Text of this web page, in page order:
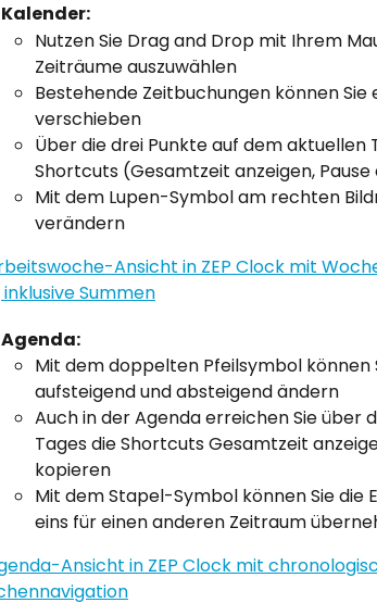
Kalender:
Nutzen Sie Drag and Drop mit Ihrem
Zeiträume auszuwählen
Bestehende Zeitbuchungen können
verschieben
Über die drei Punkte auf dem aktuellen
Shortcuts (Gesamtzeit anzeigen,
Mit dem Lupen-Symbol am rechten
verändern
Agenda:
Mit dem doppelten Pfeilsymbol können
aufsteigend und absteigend ändern
Auch in der Agenda erreichen Sie über
Tages die Shortcuts Gesamtzeit
kopieren
Mit dem Stapel-Symbol können Sie die
eins für einen anderen Zeitraum